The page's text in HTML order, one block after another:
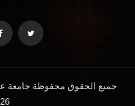
جميع الحقوق محفوظة جامعة